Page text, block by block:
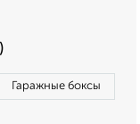
Гаражные боксы